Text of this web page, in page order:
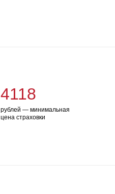
4118
рублей — минимальная
цена страховки